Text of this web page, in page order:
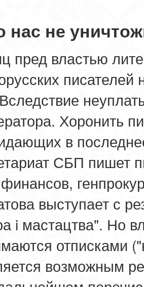
нас не
пред властью
писателей
Хоронить
в
СБП пишет
выступает с
i мастацтва". Но
отписками
возможным